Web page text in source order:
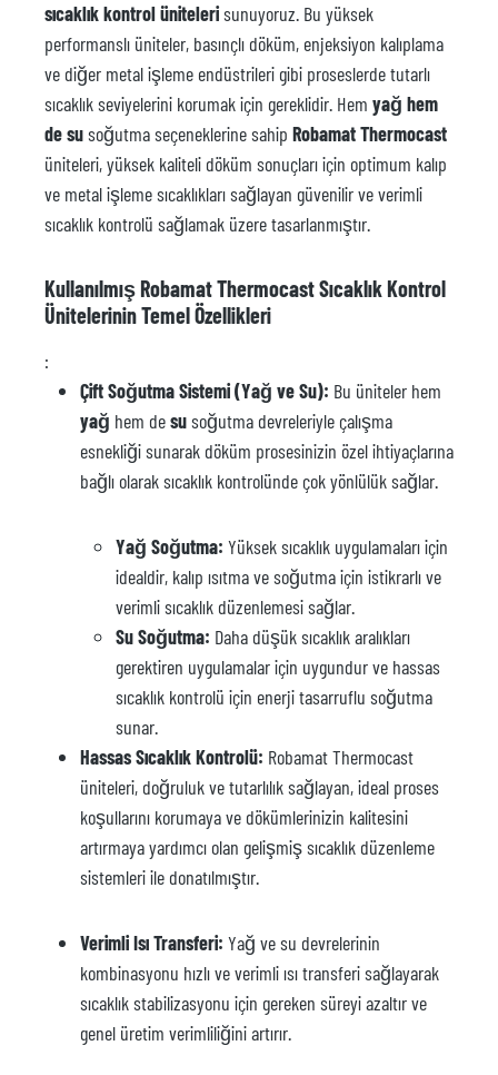
sıcaklık kontrol ünitelerisunuyoruz. Bu yüksek
performanslı üniteler, basınçlı döküm, enjeksiyon kalıplama
ve diğer metal işleme endüstrileri gibi proseslerde tutarlı
sıcaklık seviyelerini korumak için gereklidir. Hem yağ hem
de susoğutma seçeneklerine sahip Robamat Thermocast
üniteleri, yüksek kaliteli döküm sonuçları için optimum kalıp
ve metal işleme sıcaklıkları sağlayan güvenilir ve verimli
sıcaklık kontrolü sağlamak üzere tasarlanmıştır.
Kullanılmış Robamat Thermocast Sıcaklık Kontrol
Ünitelerinin Temel Özellikleri
:
Çift Soğutma Sistemi (Yağ ve Su): Bu üniteler hem
yağ hem desusoğutma devreleriyle çalışma
esnekliği sunarak döküm prosesinizin özel ihtiyaçlarına
bağlı olarak sıcaklık kontrolünde çok yönlülük sağlar.
Yağ Soğutma: Yüksek sıcaklık uygulamaları için
idealdir, kalıp ısıtma ve soğutma için istikrarlı ve
verimli sıcaklık düzenlemesi sağlar.
Su Soğutma: Daha düşük sıcaklık aralıkları
gerektiren uygulamalar için uygundur ve hassas
sıcaklık kontrolü için enerji tasarruflu soğutma
sunar.
Hassas Sıcaklık Kontrolü: Robamat Thermocast
üniteleri, doğruluk ve tutarlılık sağlayan, ideal proses
koşullarını korumaya ve dökümlerinizin kalitesini
artırmaya yardımcı olan gelişmiş sıcaklık düzenleme
sistemleri ile donatılmıştır.
Verimli Isı Transferi: Yağ ve su devrelerinin
kombinasyonu hızlı ve verimli ısı transferi sağlayarak
sıcaklık stabilizasyonu için gereken süreyi azaltır ve
genel üretim verimliliğini artırır.